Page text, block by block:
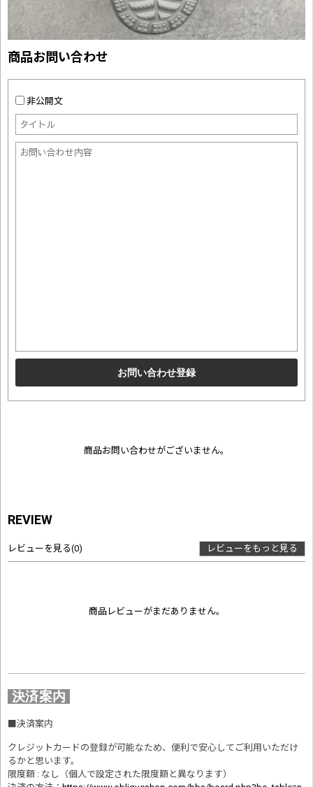
商品お問い合わせ
非公開文
商品お問い合わせがございません。
REVIEW
レビューを見る(0) レビューをもっと見る
商品レビューがまだありません。
決済案内
決済案内
クレジットカードの登録が可能なため、便利で安心してご利用いただけ
るかと思います。
限度額 : なし（個人で設定された限度額と異なります）